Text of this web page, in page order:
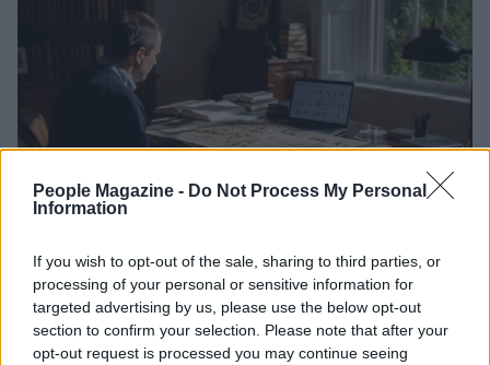
People Magazine - Do Not Process My Personal
Information
If you wish to opt-out of the sale, sharing to third parties, or
processing of your personal or sensitive information for
targeted advertising by us, please use the below opt-out
section to confirm your selection. Please note that after your
opt-out request is processed you may continue seeing
Come mappare le dinastie VIP con fonti affidabili e
schemi chiari
Cristian Castiglioni · 7 Ago 2026